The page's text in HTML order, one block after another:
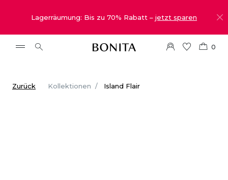
Lagerräumung: Bis zu 70% Rabatt – jetzt sparen
0
Zurück Kollektionen Island Flair